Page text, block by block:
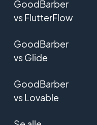
GoodBarber
vs FlutterFlow
GoodBarber
vs Glide
GoodBarber
vs Lovable